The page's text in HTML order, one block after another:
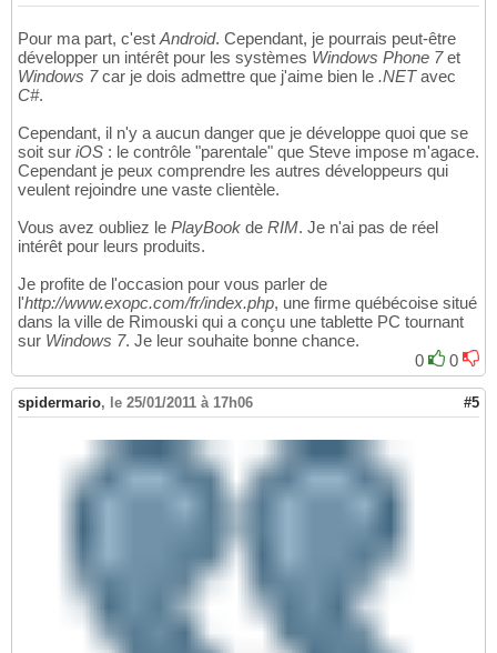
Pour ma part, c'est Android. Cependant, je pourrais peut-être
développer un intérêt pour les systèmes Windows Phone 7et
Windows 7car je dois admettre que j'aime bien le .NETavec
C#.
Cependant, il n'y a aucun danger que je développe quoi que se
soit sur iOS : le contrôle "parentale" que Steve impose m'agace.
Cependant je peux comprendre les autres développeurs qui
veulent rejoindre une vaste clientèle.
Vous avez oubliez le PlayBook de RIM. Je n'ai pas de réel
intérêt pour leurs produits.
Je profite de l'occasion pour vous parler de
l'http://www.exopc.com/fr/index.php, une firme québécoise situé
dans la ville de Rimouski qui a conçu une tablette PC tournant
sur Windows 7. Je leur souhaite bonne chance.
0
0
spidermario, le 25/01/2011 à 17h06 #5